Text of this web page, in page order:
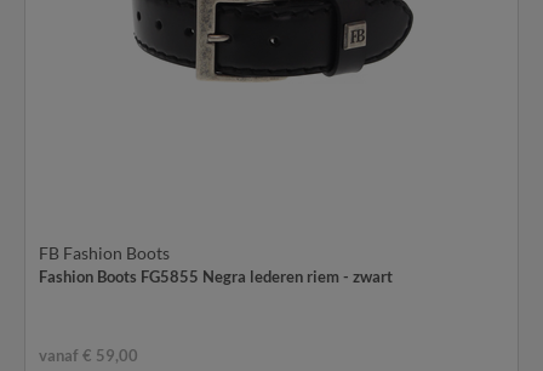
FB Fashion Boots
Fashion Boots FG5855 Negra lederen riem - zwart
vanaf € 59,00